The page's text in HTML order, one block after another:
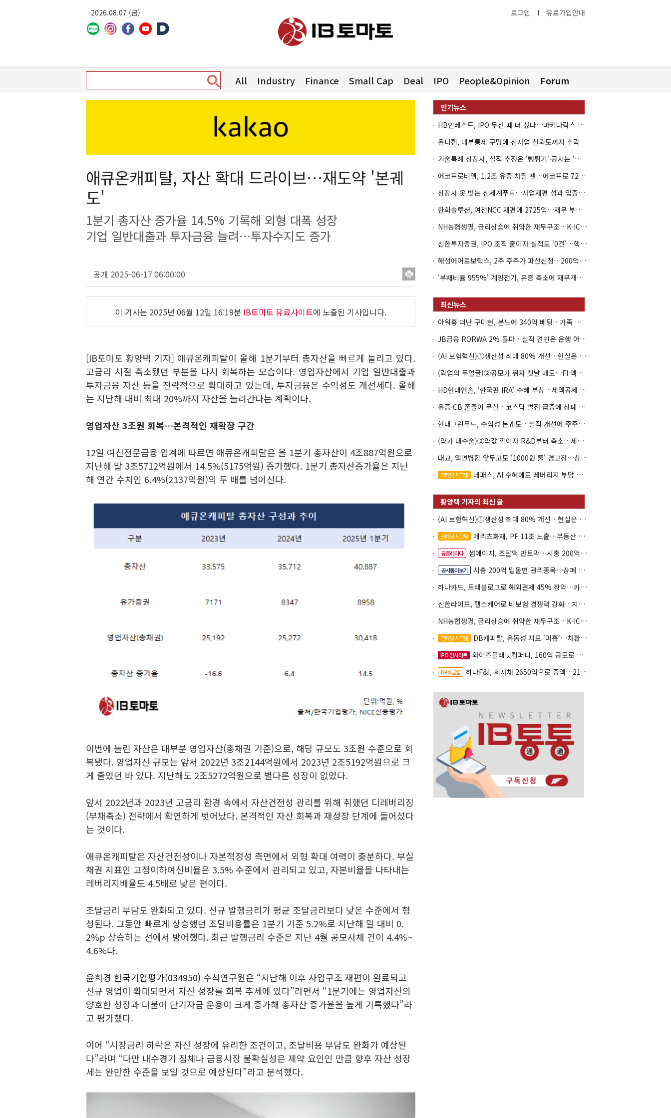
2026.08.07 (금) 로그인 I 유료가입안내
All Industry Finance Small Cap Deal IPO People&Opinion Forum
애큐온캐피탈, 자산 확대 드라이브…재도약 '본궤
도'
1분기 총자산 증가율 14.5% 기록해 외형 대폭 성장
기업 일반대출과 투자금융 늘려…투자수지도 증가
공개 2025-06-17 06:00:00
이 기사는 2025년 06월 12일 16:19분 IB토마토 유료사이트에 노출된 기사입니다.
[IB토마토 황양택 기자] 애큐온캐피탈이 올해 1분기부터 총자산을 빠르게 늘리고 있다.
고금리 시절 축소됐던 부분을 다시 회복하는 모습이다. 영업자산에서 기업 일반대출과
투자금융 자산 등을 전략적으로 확대하고 있는데, 투자금융은 수익성도 개선세다. 올해
는 지난해 대비 최대 20%까지 자산을 늘려간다는 계획이다.
영업자산 3조원 회복…본격적인 재확장 구간
12일 여신전문금융 업계에 따르면 애큐온캐피탈은 올 1분기 총자산이 4조887억원으로
지난해 말 3조5712억원에서 14.5%(5175억원) 증가했다. 1분기 총자산증가율은 지난
해 연간 수치인 6.4%(2137억원)의 두 배를 넘어선다.
이번에 늘린 자산은 대부분 영업자산(총채권 기준)으로, 해당 규모도 3조원 수준으로 회
복됐다. 영업자산 규모는 앞서 2022년 3조2144억원에서 2023년 2조5192억원으로 크
게 줄었던 바 있다. 지난해도 2조5272억원으로 별다른 성장이 없었다.
앞서 2022년과 2023년 고금리 환경 속에서 자산건전성 관리를 위해 취했던 디레버리징
(부채축소) 전략에서 확연하게 벗어났다. 본격적인 자산 회복과 재성장 단계에 들어섰다
는 것이다.
애큐온캐피탈은 자산건전성이나 자본적정성 측면에서 외형 확대 여력이 충분하다. 부실
채권 지표인 고정이하여신비율은 3.5% 수준에서 관리되고 있고, 자본비율을 나타내는
레버리지배율도 4.5배로 낮은 편이다.
조달금리 부담도 완화되고 있다. 신규 발행금리가 평균 조달금리보다 낮은 수준에서 형
성된다. 그동안 빠르게 상승했던 조달비용률은 1분기 기준 5.2%로 지난해 말 대비 0.
2%p 상승하는 선에서 방어했다. 최근 발행금리 수준은 지난 4월 공모사채 건이 4.4%~
4.6%다.
윤희경 한국기업평가(034950) 수석연구원은 “지난해 이후 사업구조 재편이 완료되고
신규 영업이 확대되면서 자산 성장률 회복 추세에 있다”라면서 “1분기에는 영업자산의
양호한 성장과 더불어 단기자금 운용이 크게 증가해 총자산 증가율을 높게 기록했다”라
고 평가했다.
이어 “시장금리 하락은 자산 성장에 유리한 조건이고, 조달비용 부담도 완화가 예상된
다”라며 “다만 내수경기 침체나 금융시장 불확실성은 제약 요인인 만큼 향후 자산 성장
세는 완만한 수준을 보일 것으로 예상된다”라고 분석했다.
HB인베스트, IPO 무산 때 더 샀다…마키나락스 투자 2.7배 회수
유니켐, 내부통제 구멍에 신사업 신뢰도까지 추락
기술특례 상장사, 실적 추정은 '뻥튀기'·공시는 '누락'
에코프로비엠, 1.2조 유증 차질 땐…에코프로 7270억 '독박'
상장사 옷 벗는 신세계푸드…사업재편 성과 입증할까
한화솔루션, 여천NCC 재편에 2725억…재무 부담 커지나
NH농협생명, 금리상승에 취약한 재무구조…K-ICS 변동성 '주의보'
신한투자증권, IPO 조직 줄이자 실적도 '0건'…핵심 인력까지 이탈
해성에어로보틱스, 2주 주주가 파산신청…200억 CB 분쟁 확산
'부채비율 955%' 계양전기, 유증 축소에 재무개선 효과 '뚝'
아워홈 떠난 구미현, 본느에 340억 베팅…가족 지배체제 구축
JB금융 RORWA 2% 돌파…실적 견인은 은행 아닌 캐피탈
(AI 보험혁신)①생산성 최대 80% 개선…현실은 '실행 격차'
(락업의 두얼굴)②공모가 뛰자 첫날 매도…FI 엑시트 전략 갈렸다
HD현대엔솔, '한국판 IRA' 수혜 부상…세액공제 선택이 변수
유증·CB 줄줄이 무산…코스닥 벌점 급증에 상폐 압박
현대그린푸드, 수익성 본궤도…실적 개선에 주주환원까지
(약가 대수술)②약값 깎이자 R&D부터 축소…제약업계 비상경영 돌입
대교, 액면병합 앞두고도 '1000원 룰' 경고장…상장유지 시험대
크레딧 시그널 네패스, AI 수혜에도 레버리지 부담 여전
(AI 보험혁신)①생산성 최대 80% 개선…현실은 '실행 격차'
크레딧 시그널 메리츠화재, PF 11조 노출…부동산 사업성 저하 우려
유증레이다 썸에이지, 조달액 반토막…시총 200억 못 넘으면 철회
공시톺아보기
시총 200억 밑돌면 관리종목…상폐 피하려면
하나카드, 트래블로그로 해외결제 45% 장악…카드이익은 제자리
신한라이프, 헬스케어로 비보험 경쟁력 강화…치매·간병 공략
NH농협생명, 금리상승에 취약한 재무구조…K-ICS 변동성 '주의보'
크레딧 시그널 DB캐피탈, 유동성 지표 '미흡'…차환 부담 커진다
IPO 인사이트 와이즈플래닛컴퍼니, 160억 공모로 글로벌 확장
Deal클립 하나F&I, 회사채 2650억으로 증액…2150억은 차환